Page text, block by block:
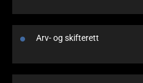
Arv- og skifterett